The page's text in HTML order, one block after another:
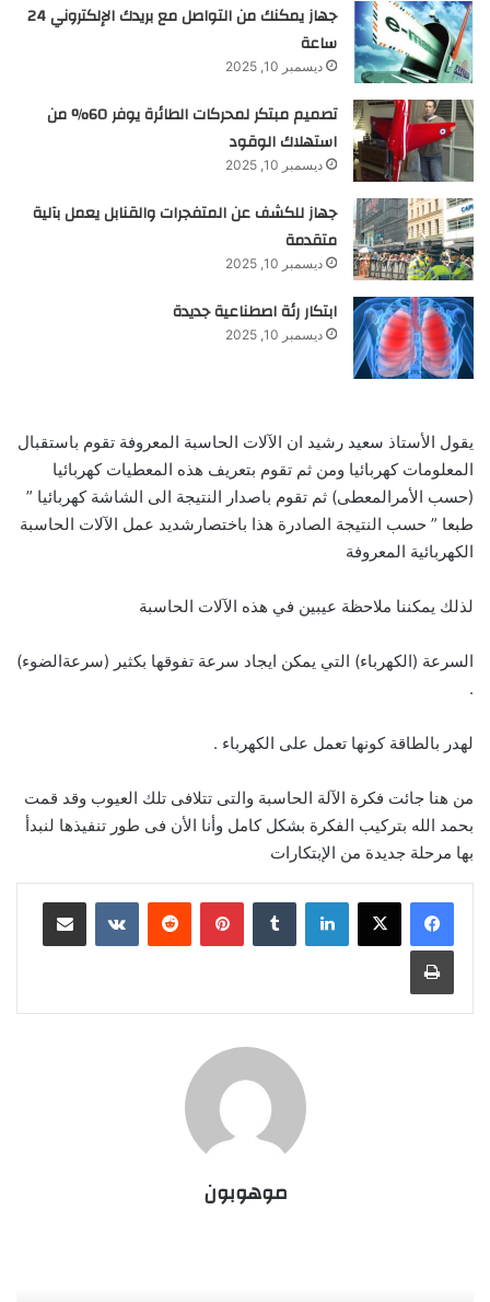
جهاز يمكنك من التواصل مع بريدك الإلكتروني 24
ساعة
ديسمبر 10, 2025
تصميم مبتكر لمحركات الطائرة يوفر 60% من
استهلاك الوقود
ديسمبر 10, 2025
جهاز للكشف عن المتفجرات والقنابل يعمل بآلية
متقدمة
ديسمبر 10, 2025
ابتكار رئة اصطناعية جديدة
ديسمبر 10, 2025
يقول الأستاذ سعيد رشيد ان الآلات الحاسبة المعروفة تقوم باستقبال
المعلومات كهربائيا ومن ثم تقوم بتعريف هذه المعطيات كهربائيا
(حسب الأمرالمعطى) ثم تقوم باصدار النتيجة الى الشاشة كهربائيا ”
طبعا ” حسب النتيجة الصادرة هذا باختصارشديد عمل الآلات الحاسبة
الكهربائية المعروفة
لذلك يمكننا ملاحظة عيبين في هذه الآلات الحاسبة
السرعة (الكهرباء) التي يمكن ايجاد سرعة تفوقها بكثير (سرعةالضوء)
.
لهدر بالطاقة كونها تعمل على الكهرباء .
من هنا جائت فكرة الآلة الحاسبة والتى تتلافى تلك العيوب وقد قمت
بحمد الله بتركيب الفكرة بشكل كامل وأنا الأن فى طور تنفيذها لنبدأ
بها مرحلة جديدة من الإبتكارات
لينكدإن بينتيريست
موهوبون